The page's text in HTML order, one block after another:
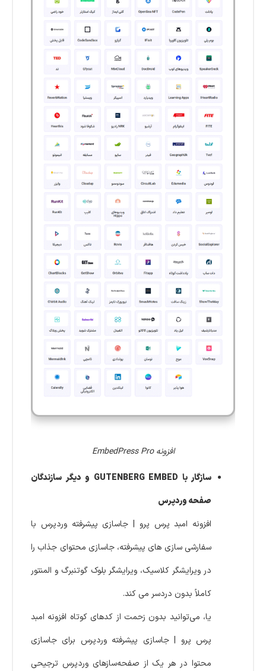
افزونه EmbedPress Pro
سازگار با GUTENBERG EMBED و دیگر سازندگان
صفحه وردپرس
افزونه امبد پرس پرو | جاسازی پیشرفته وردپرس با
سفارشی سازی های پیشرفته، جاسازی محتوای جذاب را
در ویرایشگر کلاسیک، ویرایشگر بلوک گوتنبرگ و المنتور
کاملاً بدون دردسر می کند.
یا، می‌توانید بدون زحمت از کدهای کوتاه افزونه امبد
پرس پرو | جاسازی پیشرفته وردپرس برای جاسازی
محتوا در هر یک از صفحه‌سازهای وردپرس ترجیحی